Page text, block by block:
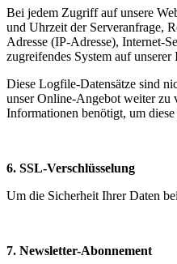
Bei jedem Zugriff auf unsere
und Uhrzeit der Serveranfrage,
Adresse (IP-Adresse), Internet-
zugreifendes System auf
Diese Logfile-Datensätze sind
unser Online-Angebot weiter zu
Informationen benötigt, um
6. SSL-Verschlüsselung
Um die Sicherheit Ihrer Daten
7. Newsletter-Abonnement